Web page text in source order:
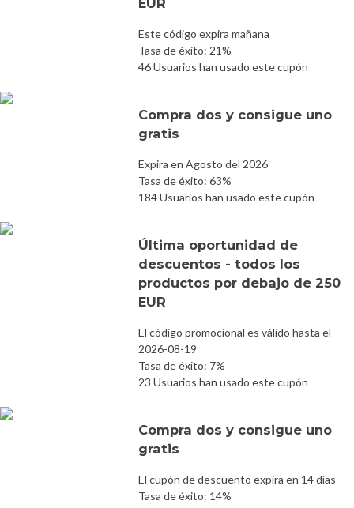
Este código expira mañana
Tasa de éxito: 21%
46 Usuarios han usado este cupón
Compra dos y consigue uno
gratis
Expira en Agosto del 2026
Tasa de éxito: 63%
184 Usuarios han usado este cupón
Última oportunidad de
descuentos - todos los
productos por debajo de 250
EUR
El código promocional es válido hasta el
2026-08-19
Tasa de éxito: 7%
23 Usuarios han usado este cupón
Compra dos y consigue uno
gratis
El cupón de descuento expira en 14 días
Tasa de éxito: 14%